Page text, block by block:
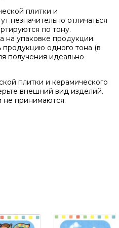
плитки и
незначительно отличаться
по тону.
на упаковке продукции.
одного тона (в
получения идеально
плитки и керамического
внешний вид изделий.
не принимаются.